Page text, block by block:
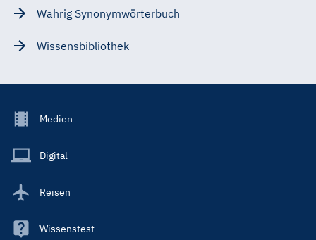
Wahrig Synonymwörterbuch
Wissensbibliothek
Footer
Main
Medien
Digital
Reisen
Wissenstest